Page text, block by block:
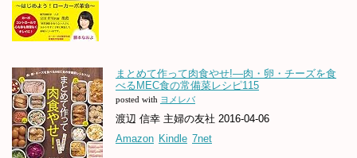
まとめて作って肉食やせ!―肉・卵・チーズを食
べるMEC食の常備菜レシピ115
posted with ヨメレバ
渡辺 信幸 主婦の友社 2016-04-06
Amazon Kindle 7net